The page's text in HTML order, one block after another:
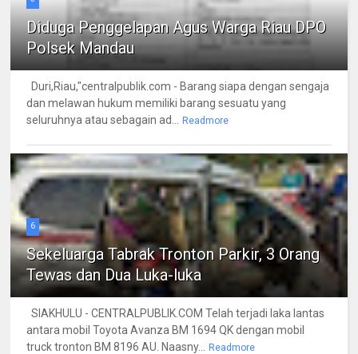
Diduga Penggelapan Agus Warga Riau DPO
Polsek Mandau
Duri,Riau,"centralpublik.com - Barang siapa dengan sengaja
dan melawan hukum memiliki barang sesuatu yang
seluruhnya atau sebagain ad...
Readmore
6
Sekeluarga Tabrak Tronton Parkir, 3 Orang
Tewas dan Dua Luka-luka
SIAKHULU - CENTRALPUBLIK.COM Telah terjadi laka lantas
antara mobil Toyota Avanza BM 1694 QK dengan mobil
truck tronton BM 8196 AU. Naasny...
Readmore